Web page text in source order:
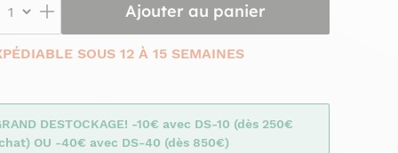
Ajouter au panier
SOUS 12 À 15 SEMAINES
DESTOCKAGE! -10€ avec DS-10 (dès 250€
OU -40€ avec DS-40 (dès 850€)